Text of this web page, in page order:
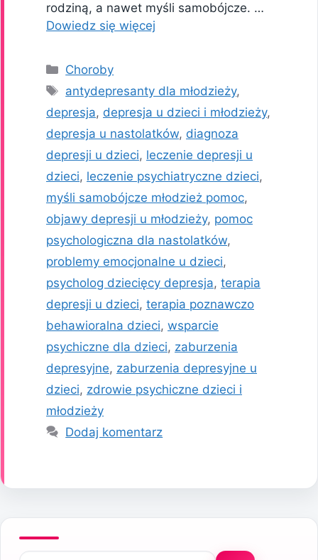
rodziną, a nawet myśli samobójcze. …
Dowiedz się więcej
Kategorie
Choroby
Tagi
antydepresanty dla młodzieży,
depresja, depresja u dzieci i młodzieży,
depresja u nastolatków, diagnoza
depresji u dzieci, leczenie depresji u
dzieci, leczenie psychiatryczne dzieci,
myśli samobójcze młodzież pomoc,
objawy depresji u młodzieży, pomoc
psychologiczna dla nastolatków,
problemy emocjonalne u dzieci,
psycholog dziecięcy depresja, terapia
depresji u dzieci, terapia poznawczo
behawioralna dzieci, wsparcie
psychiczne dla dzieci, zaburzenia
depresyjne, zaburzenia depresyjne u
dzieci, zdrowie psychiczne dzieci i
młodzieży
Dodaj komentarz